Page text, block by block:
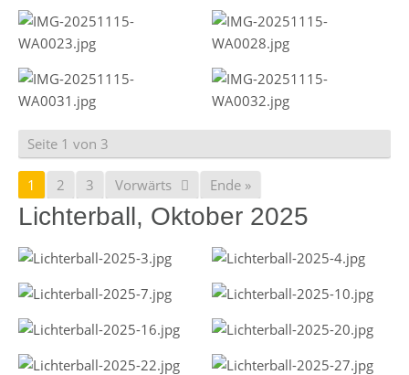
Seite 1 von 3
1 2 3 Vorwärts Ende »
Lichterball, Oktober 2025